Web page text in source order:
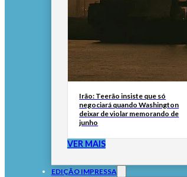
Irão: Teerão insiste que só
negociará quando Washington
deixar de violar memorando de
junho
VER MAIS
EDIÇÃO IMPRESSA